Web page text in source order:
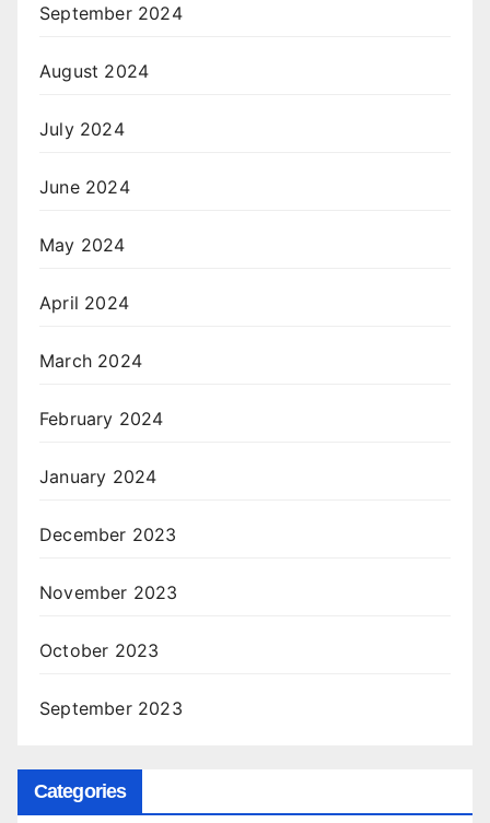
September 2024
August 2024
July 2024
June 2024
May 2024
April 2024
March 2024
February 2024
January 2024
December 2023
November 2023
October 2023
September 2023
Categories